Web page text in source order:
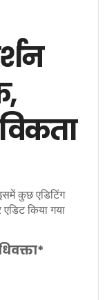
कुछ एडिटिंग
किया गया